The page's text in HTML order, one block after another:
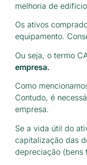
melhoria de
Os ativos
equipamento.
Ou seja, o termo
empresa.
Como
Contudo, é
empresa.
Se a vida útil do
capitalização das
depreciação (bens